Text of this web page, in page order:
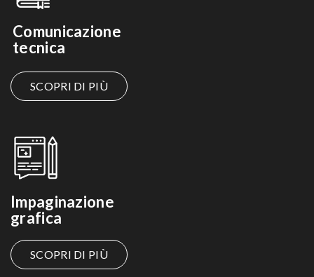
Comunicazione
tecnica
SCOPRI DI PIÙ
Impaginazione
grafica
SCOPRI DI PIÙ